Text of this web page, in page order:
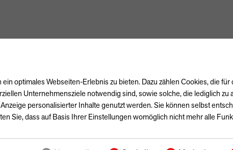
optimales Webseiten-Erlebnis zu bieten. Dazu zählen Cookies, die
Unternehmensziele notwendig sind, sowie solche, die lediglich zu
personalisierter Inhalte genutzt werden. Sie können selbst
Sie, dass auf Basis Ihrer Einstellungen womöglich nicht mehr alle